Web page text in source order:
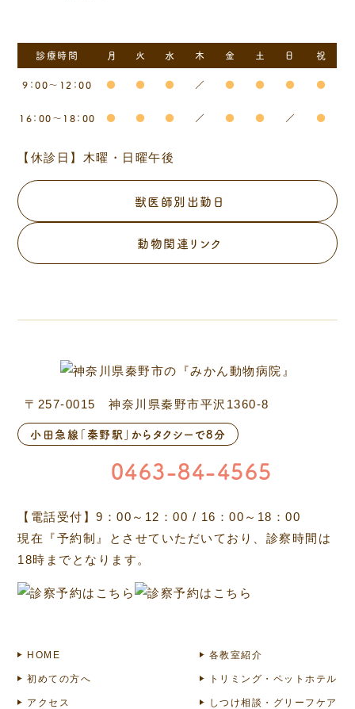
診療時間 月 火 水 木 金 土 日 祝
9：00～12：00 ● ● ● ／ ● ● ● ●
16：00～18：00 ● ● ● ／ ● ● ／ ●
【休診日】木曜・日曜午後
獣医師別出勤日
動物関連リンク
〒257-0015 神奈川県秦野市平沢1360-8
小田急線「秦野駅」からタクシーで8分
0463-84-4565
【電話受付】9：00～12：00 / 16：00～18：00
現在『予約制』とさせていただいており、診察時間は
18時までとなります。
HOME
初めての方へ
アクセス
各教室紹介
トリミング・ペットホテル
しつけ相談・グリーフケア